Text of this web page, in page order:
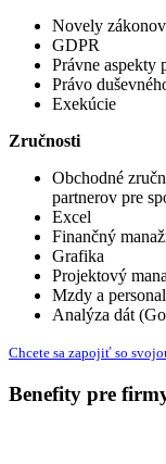
Novely zákonov
GDPR
Právne aspekty
Právo
Exekúcie
Zručnosti
Obchodné
partnerov pre
Excel
Finančný
Grafika
Projektový
Mzdy a
Analýza dát
Chcete sa zapojiť so
Benefity pre